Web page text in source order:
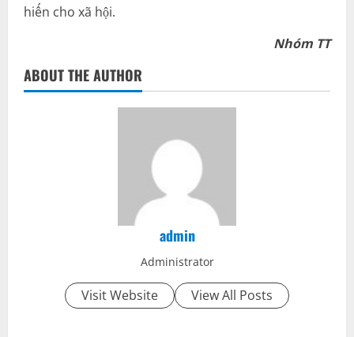
hiến cho xã hội.
Nhóm TT
ABOUT THE AUTHOR
admin
Administrator
Visit Website View All Posts